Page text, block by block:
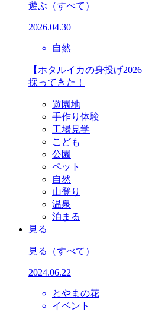
遊ぶ （すべて）
2026.04.30
自然
【ホタルイカの身投げ
採ってきた！
遊園地
手作り体験
工場見学
こども
公園
ペット
自然
山登り
温泉
泊まる
見る
見る （すべて）
2024.06.22
とやまの花
イベント